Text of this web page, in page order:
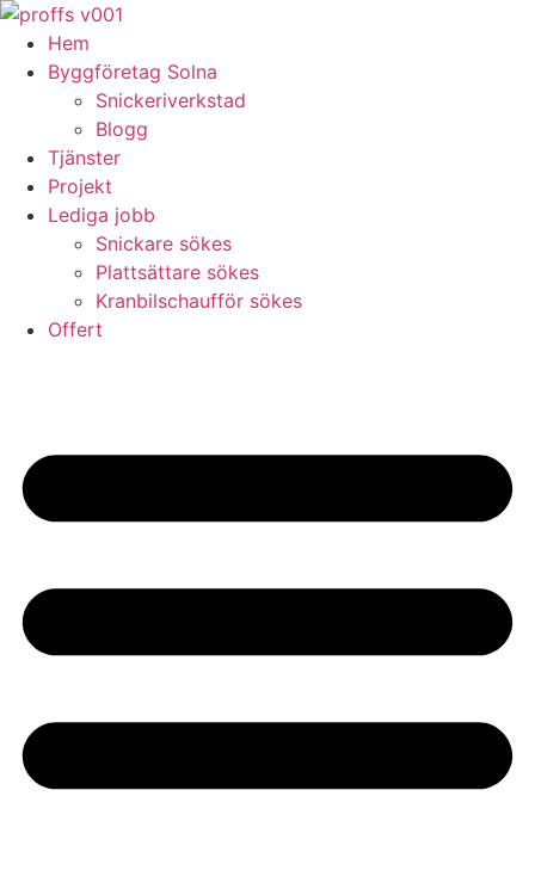
Skip
content
Hem
Byggföretag Solna
Snickeriverkstad
Blogg
Tjänster
Projekt
Lediga jobb
Snickare sökes
Plattsättare sökes
Kranbilschaufför sökes
Offert